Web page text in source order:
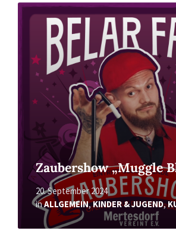
Zaubershow „Muggle
20. September 2024
inALLGEMEIN,KINDER & JUGEND,
Read
More